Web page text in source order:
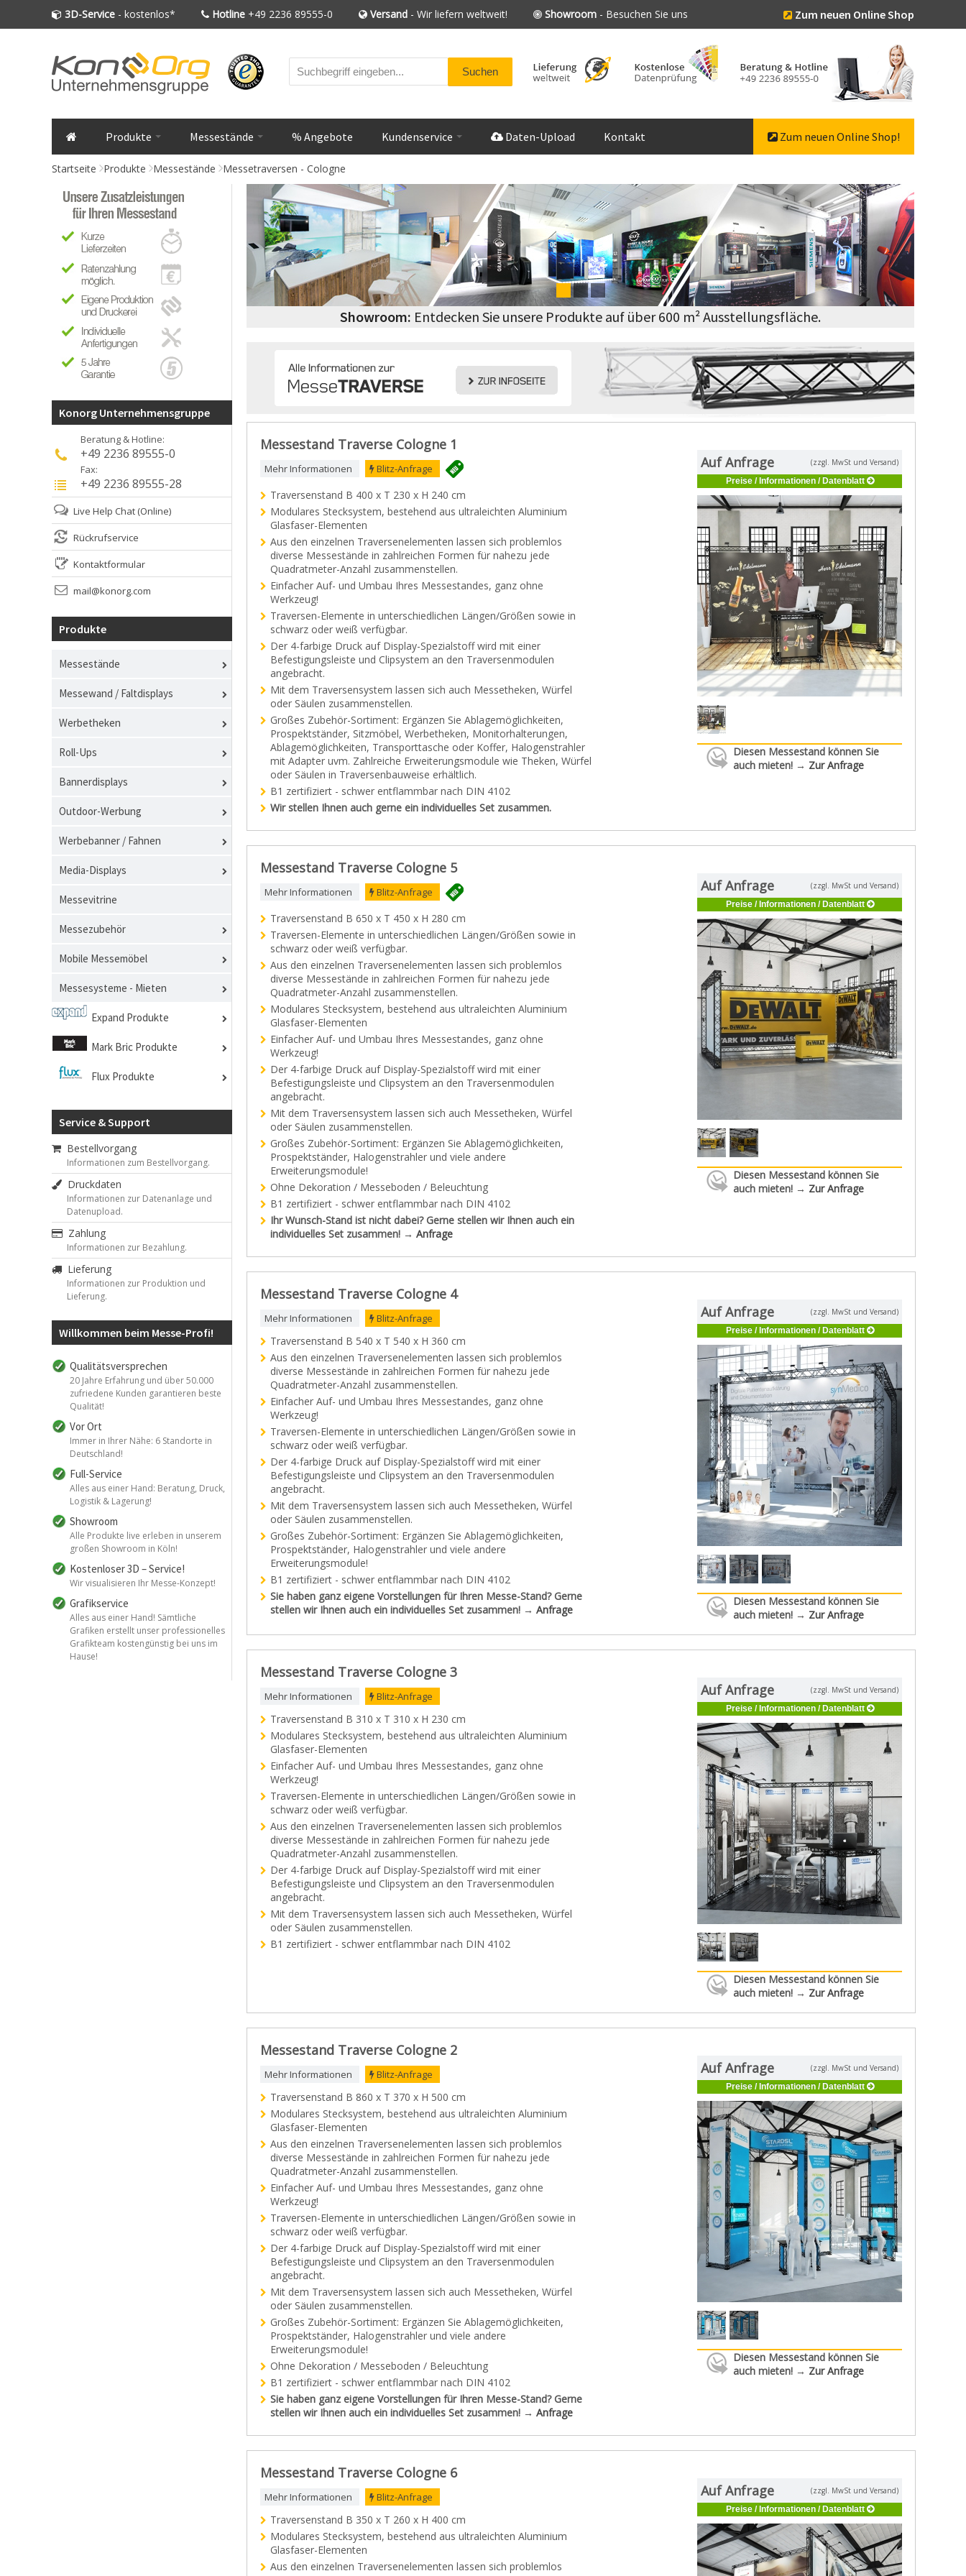
3D-Service - kostenlos* Hotline +49 2236 89555-0 Versand - Wir liefern weltweit! Showroom - Besuchen Sie uns Zum neuen Online Shop
Produkte Messestände % Angebote Kundenservice Daten-Upload Kontakt Zum neuen Online Shop!
Startseite Produkte Messestände Messetraversen - Cologne
Konorg Unternehmensgruppe
Beratung & Hotline:
+49 2236 89555-0
Fax:
+49 2236 89555-28
Live Help Chat (Online)
Rückrufservice
Kontaktformular
mail@konorg.com
Produkte
Messestände
Messewand / Faltdisplays
Werbetheken
Roll-Ups
Bannerdisplays
Outdoor-Werbung
Werbebanner / Fahnen
Media-Displays
Messevitrine
Messezubehör
Mobile Messemöbel
Messesysteme - Mieten
Expand Produkte
Mark Bric Produkte
Flux Produkte
Service & Support
Bestellvorgang
Informationen zum Bestellvorgang.
Druckdaten
Informationen zur Datenanlage und
Datenupload.
Zahlung
Informationen zur Bezahlung.
Lieferung
Informationen zur Produktion und
Lieferung.
Willkommen beim Messe-Profi!
Qualitätsversprechen
20 Jahre Erfahrung und über 50.000
zufriedene Kunden garantieren beste
Qualität!
Vor Ort
Immer in Ihrer Nähe: 6 Standorte in
Deutschland!
Full-Service
Alles aus einer Hand: Beratung, Druck,
Logistik & Lagerung!
Showroom
Alle Produkte live erleben in unserem
großen Showroom in Köln!
Kostenloser 3D – Service!
Wir visualisieren Ihr Messe-Konzept!
Grafikservice
Alles aus einer Hand! Sämtliche
Grafiken erstellt unser professionelles
Grafikteam kostengünstig bei uns im
Hause!
Showroom: Entdecken Sie unsere Produkte auf über 600 m² Ausstellungsfläche.
Messestand Traverse Cologne 1
Mehr Informationen Blitz-Anfrage
Traversenstand B 400 x T 230 x H 240 cm
Modulares Stecksystem, bestehend aus ultraleichten Aluminium
Glasfaser-Elementen
Aus den einzelnen Traversenelementen lassen sich problemlos
diverse Messestände in zahlreichen Formen für nahezu jede
Quadratmeter-Anzahl zusammenstellen.
Einfacher Auf- und Umbau Ihres Messestandes, ganz ohne
Werkzeug!
Traversen-Elemente in unterschiedlichen Längen/Größen sowie in
schwarz oder weiß verfügbar.
Der 4-farbige Druck auf Display-Spezialstoff wird mit einer
Befestigungsleiste und Clipsystem an den Traversenmodulen
angebracht.
Mit dem Traversensystem lassen sich auch Messetheken, Würfel
oder Säulen zusammenstellen.
Großes Zubehör-Sortiment: Ergänzen Sie Ablagemöglichkeiten,
Prospektständer, Sitzmöbel, Werbetheken, Monitorhalterungen,
Ablagemöglichkeiten, Transporttasche oder Koffer, Halogenstrahler
mit Adapter uvm. Zahlreiche Erweiterungsmodule wie Theken, Würfel
oder Säulen in Traversenbauweise erhältlich.
B1 zertifiziert - schwer entflammbar nach DIN 4102
Wir stellen Ihnen auch gerne ein individuelles Set zusammen.
Auf Anfrage
(zzgl. MwSt und Versand)
Preise / Informationen / Datenblatt
Diesen Messestand können Sie
auch mieten! → Zur Anfrage
Messestand Traverse Cologne 5
Mehr Informationen Blitz-Anfrage
Traversenstand B 650 x T 450 x H 280 cm
Traversen-Elemente in unterschiedlichen Längen/Größen sowie in
schwarz oder weiß verfügbar.
Aus den einzelnen Traversenelementen lassen sich problemlos
diverse Messestände in zahlreichen Formen für nahezu jede
Quadratmeter-Anzahl zusammenstellen.
Modulares Stecksystem, bestehend aus ultraleichten Aluminium
Glasfaser-Elementen
Einfacher Auf- und Umbau Ihres Messestandes, ganz ohne
Werkzeug!
Der 4-farbige Druck auf Display-Spezialstoff wird mit einer
Befestigungsleiste und Clipsystem an den Traversenmodulen
angebracht.
Mit dem Traversensystem lassen sich auch Messetheken, Würfel
oder Säulen zusammenstellen.
Großes Zubehör-Sortiment: Ergänzen Sie Ablagemöglichkeiten,
Prospektständer, Halogenstrahler und viele andere
Erweiterungsmodule!
Ohne Dekoration / Messeboden / Beleuchtung
B1 zertifiziert - schwer entflammbar nach DIN 4102
Ihr Wunsch-Stand ist nicht dabei? Gerne stellen wir Ihnen auch ein
individuelles Set zusammen! → Anfrage
Auf Anfrage
(zzgl. MwSt und Versand)
Preise / Informationen / Datenblatt
Diesen Messestand können Sie
auch mieten! → Zur Anfrage
Messestand Traverse Cologne 4
Mehr Informationen Blitz-Anfrage
Traversenstand B 540 x T 540 x H 360 cm
Aus den einzelnen Traversenelementen lassen sich problemlos
diverse Messestände in zahlreichen Formen für nahezu jede
Quadratmeter-Anzahl zusammenstellen.
Einfacher Auf- und Umbau Ihres Messestandes, ganz ohne
Werkzeug!
Traversen-Elemente in unterschiedlichen Längen/Größen sowie in
schwarz oder weiß verfügbar.
Der 4-farbige Druck auf Display-Spezialstoff wird mit einer
Befestigungsleiste und Clipsystem an den Traversenmodulen
angebracht.
Mit dem Traversensystem lassen sich auch Messetheken, Würfel
oder Säulen zusammenstellen.
Großes Zubehör-Sortiment: Ergänzen Sie Ablagemöglichkeiten,
Prospektständer, Halogenstrahler und viele andere
Erweiterungsmodule!
B1 zertifiziert - schwer entflammbar nach DIN 4102
Sie haben ganz eigene Vorstellungen für Ihren Messe-Stand? Gerne
stellen wir Ihnen auch ein individuelles Set zusammen! → Anfrage
Auf Anfrage
(zzgl. MwSt und Versand)
Preise / Informationen / Datenblatt
Diesen Messestand können Sie
auch mieten! → Zur Anfrage
Messestand Traverse Cologne 3
Mehr Informationen Blitz-Anfrage
Traversenstand B 310 x T 310 x H 230 cm
Modulares Stecksystem, bestehend aus ultraleichten Aluminium
Glasfaser-Elementen
Einfacher Auf- und Umbau Ihres Messestandes, ganz ohne
Werkzeug!
Traversen-Elemente in unterschiedlichen Längen/Größen sowie in
schwarz oder weiß verfügbar.
Aus den einzelnen Traversenelementen lassen sich problemlos
diverse Messestände in zahlreichen Formen für nahezu jede
Quadratmeter-Anzahl zusammenstellen.
Der 4-farbige Druck auf Display-Spezialstoff wird mit einer
Befestigungsleiste und Clipsystem an den Traversenmodulen
angebracht.
Mit dem Traversensystem lassen sich auch Messetheken, Würfel
oder Säulen zusammenstellen.
B1 zertifiziert - schwer entflammbar nach DIN 4102
Auf Anfrage
(zzgl. MwSt und Versand)
Preise / Informationen / Datenblatt
Diesen Messestand können Sie
auch mieten! → Zur Anfrage
Messestand Traverse Cologne 2
Mehr Informationen Blitz-Anfrage
Traversenstand B 860 x T 370 x H 500 cm
Modulares Stecksystem, bestehend aus ultraleichten Aluminium
Glasfaser-Elementen
Aus den einzelnen Traversenelementen lassen sich problemlos
diverse Messestände in zahlreichen Formen für nahezu jede
Quadratmeter-Anzahl zusammenstellen.
Einfacher Auf- und Umbau Ihres Messestandes, ganz ohne
Werkzeug!
Traversen-Elemente in unterschiedlichen Längen/Größen sowie in
schwarz oder weiß verfügbar.
Der 4-farbige Druck auf Display-Spezialstoff wird mit einer
Befestigungsleiste und Clipsystem an den Traversenmodulen
angebracht.
Mit dem Traversensystem lassen sich auch Messetheken, Würfel
oder Säulen zusammenstellen.
Großes Zubehör-Sortiment: Ergänzen Sie Ablagemöglichkeiten,
Prospektständer, Halogenstrahler und viele andere
Erweiterungsmodule!
Ohne Dekoration / Messeboden / Beleuchtung
B1 zertifiziert - schwer entflammbar nach DIN 4102
Sie haben ganz eigene Vorstellungen für Ihren Messe-Stand? Gerne
stellen wir Ihnen auch ein individuelles Set zusammen! → Anfrage
Auf Anfrage
(zzgl. MwSt und Versand)
Preise / Informationen / Datenblatt
Diesen Messestand können Sie
auch mieten! → Zur Anfrage
Messestand Traverse Cologne 6
Mehr Informationen Blitz-Anfrage
Traversenstand B 350 x T 260 x H 400 cm
Modulares Stecksystem, bestehend aus ultraleichten Aluminium
Glasfaser-Elementen
Aus den einzelnen Traversenelementen lassen sich problemlos
Auf Anfrage
(zzgl. MwSt und Versand)
Preise / Informationen / Datenblatt